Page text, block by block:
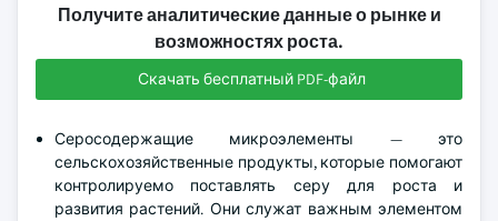
Получите аналитические данные о рынке и
возможностях роста.
Скачать бесплатный PDF-файл
Серосодержащие микроэлементы — это
сельскохозяйственные продукты, которые помогают
контролируемо поставлять серу для роста и
развития растений. Они служат важным элементом